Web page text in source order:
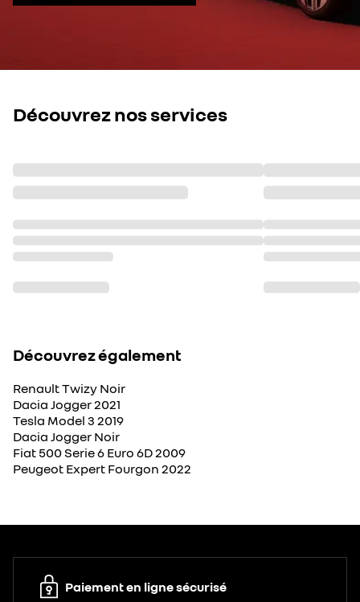
Découvrez nos services
Découvrez également
Renault Twizy Noir
Dacia Jogger 2021
Tesla Model 3 2019
Dacia Jogger Noir
Fiat 500 Serie 6 Euro 6D 2009
Peugeot Expert Fourgon 2022
Paiement en ligne sécurisé